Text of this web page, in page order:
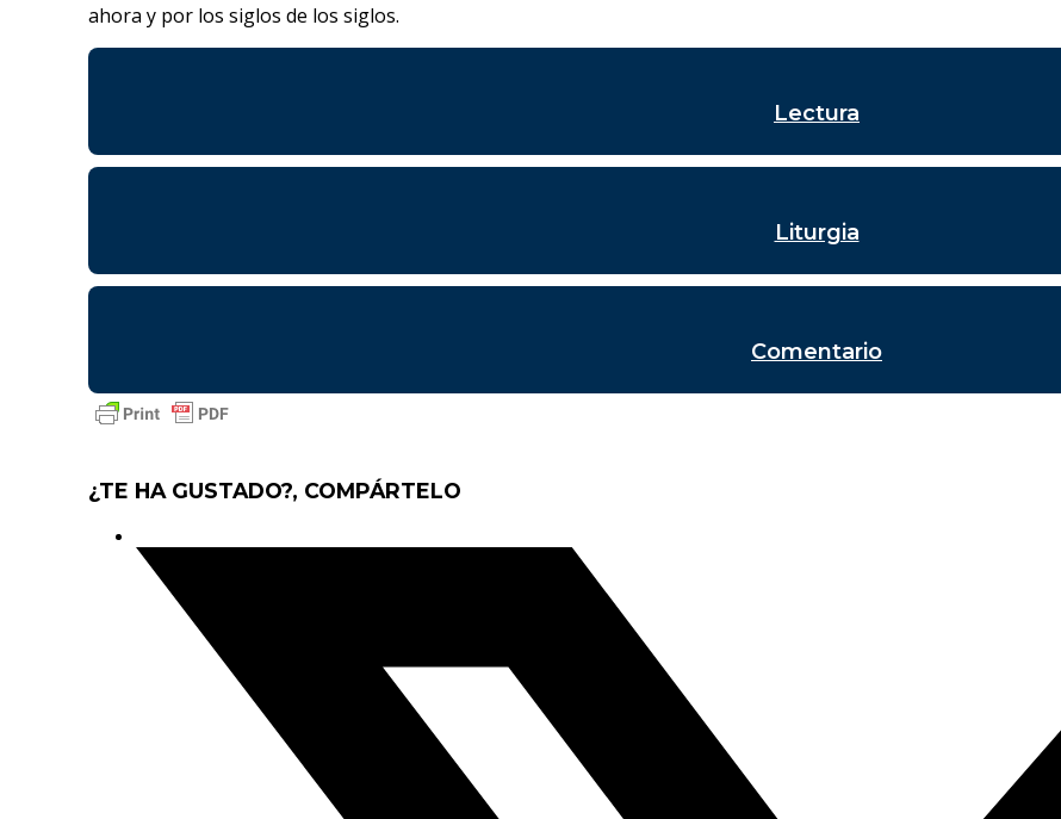
ahora y por los siglos de los siglos.
Lectura
Liturgia
Comentario
¿TE HA GUSTADO?, COMPÁRTELO